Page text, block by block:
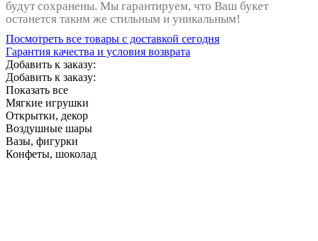
будут сохранены. Мы гарантируем, что Ваш букет
останется таким же стильным и уникальным!
Посмотреть все товары с доставкой сегодня
Гарантия качества и условия возврата
Добавить к заказу:
Добавить к заказу:
Показать все
Мягкие игрушки
Открытки, декор
Воздушные шары
Вазы, фигурки
Конфеты, шоколад